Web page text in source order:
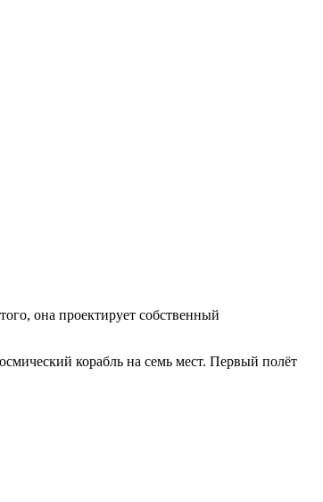
она проектирует собственный
корабль на семь мест. Первый полёт